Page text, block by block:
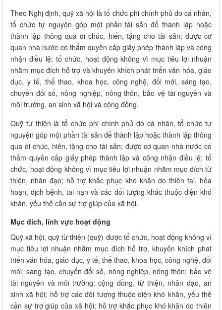
Theo Nghị định, quỹ xã hội là tổ chức phi chính phủ do cá nhân,
tổ chức tự nguyện góp một phần tài sản để thành lập hoặc
thành lập thông qua di chúc, hiến, tặng cho tài sản; được cơ
quan nhà nước có thẩm quyền cấp giấy phép thành lập và công
nhận điều lệ; tổ chức, hoạt động không vì mục tiêu lợi nhuận
nhằm mục đích hỗ trợ và khuyến khích phát triển văn hóa, giáo
dục, y tế, thể thao, khoa học, công nghệ, đổi mới, sáng tạo,
chuyển đổi số, nông nghiệp, nông thôn, bảo vệ tài nguyên và
môi trường, an sinh xã hội và cộng đồng.
Quỹ từ thiện là tổ chức phi chính phủ do cá nhân, tổ chức tự
nguyện góp một phần tài sản để thành lập hoặc thành lập thông
qua di chúc, hiến, tặng cho tài sản; được cơ quan nhà nước có
thẩm quyền cấp giấy phép thành lập và công nhận điều lệ; tổ
chức, hoạt động không vì mục tiêu lợi nhuận nhằm mục đích từ
thiện, nhân đạo; hỗ trợ khắc phục khó khăn do thiên tai, hỏa
hoạn, dịch bệnh, tai nạn và các đối tượng khác thuộc diện khó
khăn, yếu thế cần sự trợ giúp của xã hội.
Mục đích, lĩnh vực hoạt động
Quỹ xã hội, quỹ từ thiện (quỹ) được tổ chức, hoạt động không vì
mục tiêu lợi nhuận nhằm mục đích hỗ trợ, khuyến khích phát
triển văn hóa, giáo dục, y tế, thể thao, khoa học, công nghệ, đổi
mới, sáng tạo, chuyển đổi số, nông nghiệp, nông thôn; bảo vệ
tài nguyên và môi trường; cộng đồng, từ thiện, nhân đạo, an
sinh xã hội; hỗ trợ các đối tượng thuộc diện khó khăn, yếu thế
cần sự trợ giúp của xã hội; hỗ trợ khắc phục khó khăn do thiên